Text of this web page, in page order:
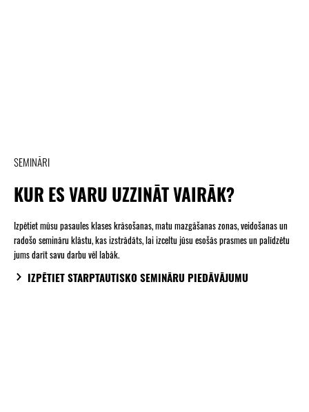
SEMINĀRI
KUR ES VARU UZZINĀT VAIRĀK?
Izpētiet mūsu pasaules klases krāsošanas, matu mazgāšanas zonas, veidošanas un
radošo semināru klāstu, kas izstrādāts, lai izceltu jūsu esošās prasmes un palīdzētu
jums darīt savu darbu vēl labāk.
IZPĒTIET STARPTAUTISKO SEMINĀRU PIEDĀVĀJUMU